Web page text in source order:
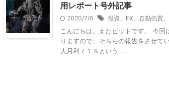
用レポート号外記事
2020/7/6 投資、FX、自動売買
こんにちは。えたビットです。 今
りますので、そちらの報告をさせて
大月利７１％という ...